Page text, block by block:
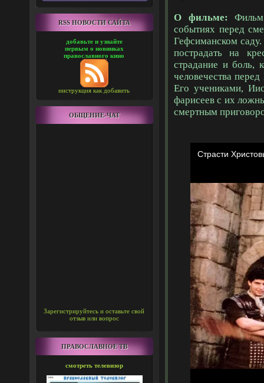
RSS НОВОСТИ САЙТА
добавьте и узнайте
первым о новинках
православного кино
инструкция как добавить
ОБЩЕНИЕ-ЧАТ
Зарегистрируйтесь и оставьте свой
отзыв или вопрос
ПРАВОСЛАВНОЕ ТВ
смотреть телевизор
О фильме:
событиях перед
Гефсиманском
пострадать на
страдание и боль,
человечества
Его учениками,
фарисеев с их
смертным